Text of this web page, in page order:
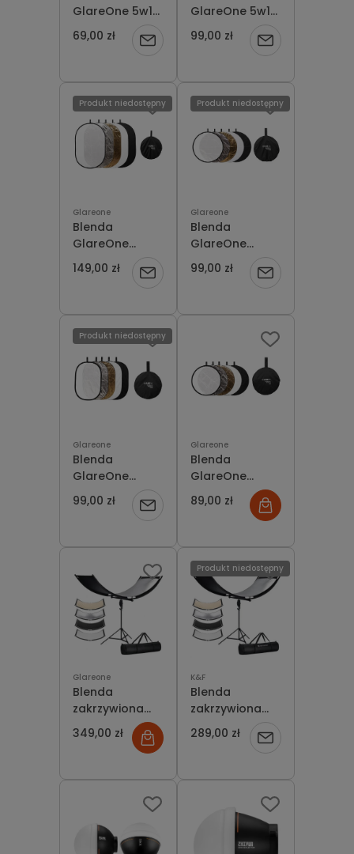
GlareOne 5w1
60x90cm +
Pokrowiec
69,00 zł
Powiadom
dostępności
GlareOne 5w1
60x90cm Wave
+ Pokrowiec
99,00 zł
Powiadom
dostępności
Glareone
Blenda
GlareOne
Bounce Board
5-in-1 102x153
149,00 zł
Produkt niedostępny
Powiadom
dostępności
Glareone
Blenda
GlareOne
Bounce Board
5-in-1 110 cm
99,00 zł
Produkt niedostępny
Powiadom
dostępności
Glareone
Blenda
GlareOne
Bounce Board
5-in-1 62x92
99,00 zł
Produkt niedostępny
Powiadom
dostępności
Glareone
Blenda
GlareOne
Bounce Board
5-in-1 80 cm
89,00 zł
Glareone
Blenda
zakrzywiona
4w1 GlareOne
Arc 60x120 cm
349,00 zł
K&F
Blenda
zakrzywiona
K&F Concept
U-Shape 4w1 -
289,00 zł
Produkt niedostępny
Powiadom
dostępności